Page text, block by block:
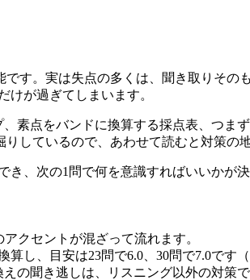
す。実は失点の多くは、聞き取りその
けが過ぎてしまいます。
素点をバンドに換算する採点表、つま
りしているので、あわせて読むと対策の
、次の1問で何を意識すればいいかが決
クセントが混ざって流れます。
し、目安は23問で6.0、30問で7.0です（
の聞き逃しは、リスニング以外の対策で